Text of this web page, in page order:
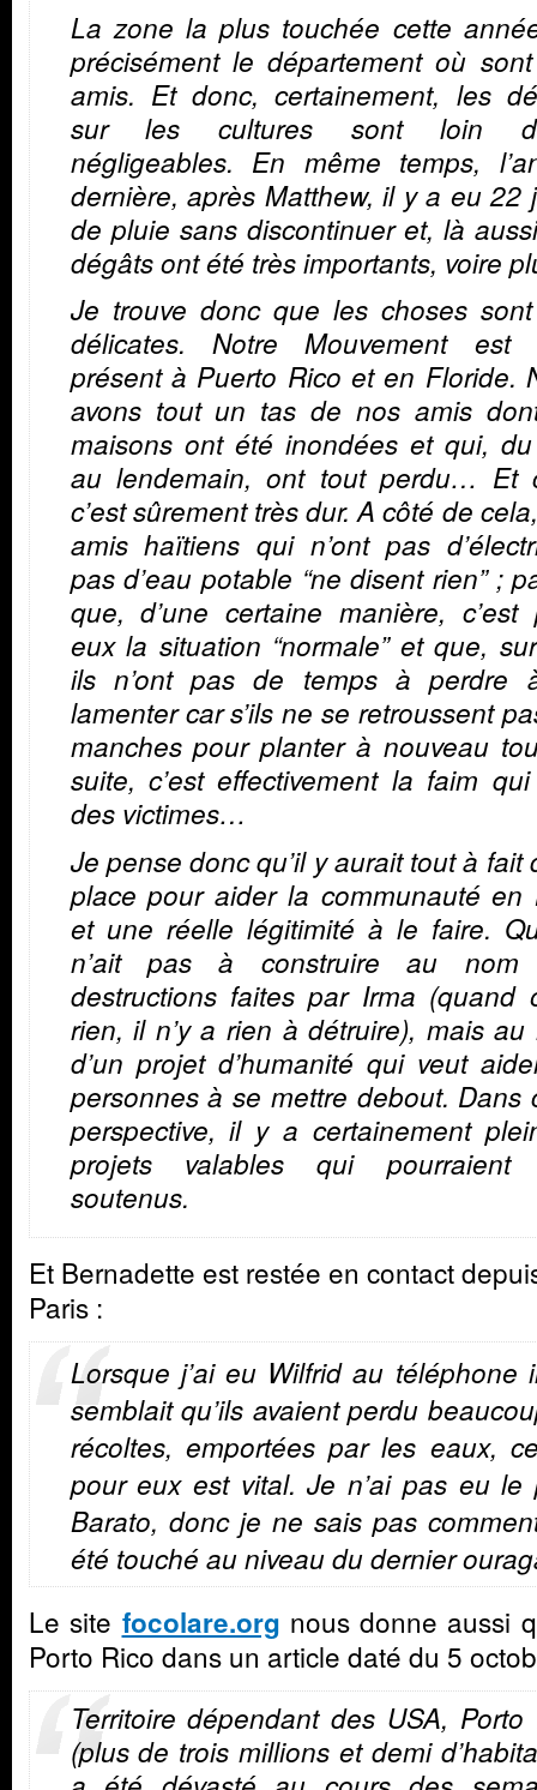
La zone la plus touchée cette
précisément le département où
amis. Et donc, certainement, les
sur les cultures sont loin
négligeables. En même temps,
dernière, après Matthew, il y a eu 22
de pluie sans discontinuer et, là
dégâts ont été très importants, voire
Je trouve donc que les choses
délicates. Notre Mouvement est
présent à Puerto Rico et en Floride.
avons tout un tas de nos amis
maisons ont été inondées et qui,
au lendemain, ont tout perdu… Et
c’est sûrement très dur.A côté de
amis haïtiens qui n’ont pas
pas d’eau potable “ne disent rien” ;
que, d’une certaine manière, c’est
eux la situation “normale” et que,
ils n’ont pas de temps à perdre
lamenter car s’ils ne se retroussent
manches pour planter à nouveau
suite, c’est effectivement la faim
des victimes…
Je pense donc qu’il y aurait tout à fait
place pour aider la communauté en
et une réelle légitimité à le faire.
n’ait pas à construire au nom
destructions faites par Irma (quand
rien, il n’y a rien à détruire), mais au
d’un projet d’humanité qui veut
personnes à se mettre debout. Dans
perspective, il y a certainement
projets valables qui pourraient
soutenus.
Et Bernadette est restée en contact
Paris :
Lorsque j’ai eu Wilfrid au téléphone
semblait qu’ils avaient perdu
récoltes, emportées par les eaux,
pour eux est vital. Je n’ai pas eu le
Barato, donc je ne sais pas
été touché au niveau du dernier
Le site focolare.org nous donne aussi
Porto Rico dans un article daté du 5
Territoire dépendant des USA, Porto
(plus de trois millions et demi